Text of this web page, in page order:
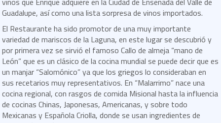
Guadalupe, así como una lista sorpresa de vinos importados.
El Restaurante ha sido promotor de una muy importante
variedad de mariscos de la Laguna, en este lugar se descubrió y
por primera vez se sirvió el famoso Callo de almeja “mano de
León” que es un clásico de la cocina mundial se puede decir que es
un manjar “Salomónico” ya que los griegos lo consideraban en
sus recetarios muy representativos. En “Malarrimo” nace una
cocina regional, con rasgos de comida Misional hasta la influencia
de cocinas Chinas, Japonesas, Americanas, y sobre todo
Mexicanas y Española Criolla, donde se usan ingredientes de